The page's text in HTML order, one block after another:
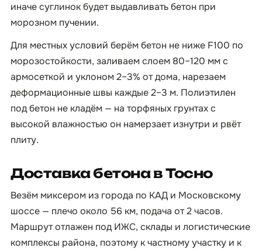
иначе суглинок будет выдавливать бетон при
морозном пучении.
Для местных условий берём бетон не ниже F100 по
морозостойкости, заливаем слоем 80–120 мм с
армосеткой и уклоном 2–3% от дома, нарезаем
деформационные швы каждые 2–3 м. Полиэтилен
под бетон не кладём — на торфяных грунтах с
высокой влажностью он намерзает изнутри и рвёт
плиту.
Доставка бетона в Тосно
Везём миксером из города по КАД и Московскому
шоссе — плечо около 56 км, подача от 2 часов.
Маршрут отлажен под ИЖС, склады и логистические
комплексы района, поэтому к частному участку и к